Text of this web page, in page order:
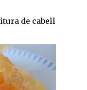
de cabell